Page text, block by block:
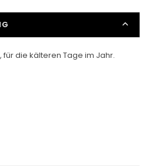
die kälteren Tage im Jahr.